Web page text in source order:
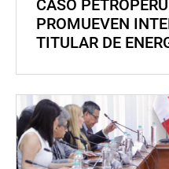
CASO
PROMUEVEN
TITULAR DE